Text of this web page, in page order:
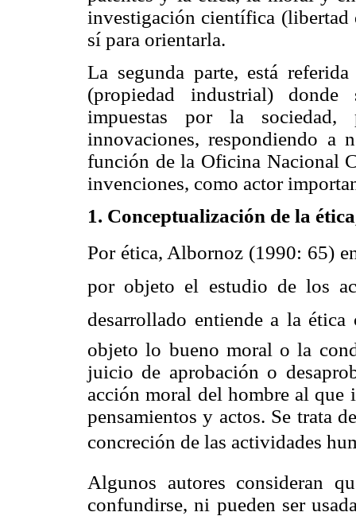
investigación científica (libertad
sí para orientarla.
La segunda parte, está
(propiedad industrial)
impuestas por la
innovaciones, respondiendo a
función de la Oficina Nacional
invenciones, como actor
1. Conceptualización de la
Por ética, Albornoz (1990: 65)
por objeto el estudio de los
desarrollado entiende a la
objeto lo bueno moral o la
juicio de aprobación o
acción moral del hombre al que
pensamientos y actos. Se trata
concreción de las actividades
Algunos autores consideran
confundirse, ni pueden ser